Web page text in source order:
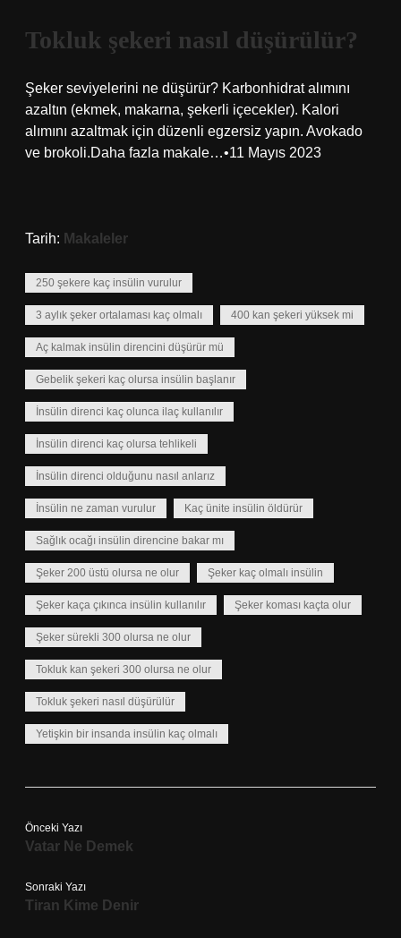
Tokluk şekeri nasıl düşürülür?
Şeker seviyelerini ne düşürür? Karbonhidrat alımını
azaltın (ekmek, makarna, şekerli içecekler). Kalori
alımını azaltmak için düzenli egzersiz yapın. Avokado
ve brokoli.Daha fazla makale…•11 Mayıs 2023
Tarih: Makaleler
250 şekere kaç insülin vurulur
3 aylık şeker ortalaması kaç olmalı 400 kan şekeri yüksek mi
Aç kalmak insülin direncini düşürür mü
Gebelik şekeri kaç olursa insülin başlanır
İnsülin direnci kaç olunca ilaç kullanılır
İnsülin direnci kaç olursa tehlikeli
İnsülin direnci olduğunu nasıl anlarız
İnsülin ne zaman vurulur Kaç ünite insülin öldürür
Sağlık ocağı insülin direncine bakar mı
Şeker 200 üstü olursa ne olur Şeker kaç olmalı insülin
Şeker kaça çıkınca insülin kullanılır Şeker koması kaçta olur
Şeker sürekli 300 olursa ne olur
Tokluk kan şekeri 300 olursa ne olur
Tokluk şekeri nasıl düşürülür
Yetişkin bir insanda insülin kaç olmalı
Önceki Yazı
Vatar Ne Demek
Sonraki Yazı
Tiran Kime Denir